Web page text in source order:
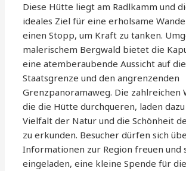
Diese Hütte liegt am Radlkamm und
ideales Ziel für eine erholsame
einen Stopp, um Kraft zu tanken.
malerischem Bergwald bietet die
eine atemberaubende Aussicht auf die
Staatsgrenze und den angrenzenden
Grenzpanoramaweg. Die zahlreichen
die die Hütte durchqueren, laden
Vielfalt der Natur und die Schönheit
zu erkunden. Besucher dürfen sich
Informationen zur Region freuen und
eingeladen, eine kleine Spende für